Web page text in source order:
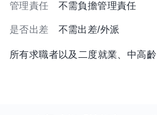
管理責任 不需負擔管理責任
是否出差 不需出差/外派
所有求職者以及二度就業、中高齡